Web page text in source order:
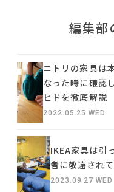
編集部
ニトリの家具は
なった時に確認
ヒドを徹底解説
2022.05.25 WED
IKEA家具は引
者に敬遠され
2023.09.27 WED